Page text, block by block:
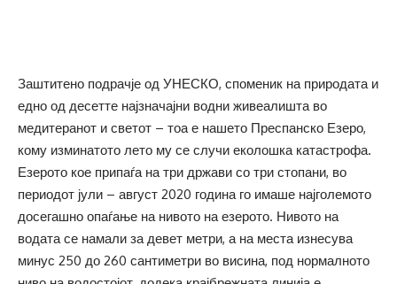
Заштитено подрачје од УНЕСКО, споменик на природата и
едно од десетте најзначајни водни живеалишта во
медитеранот и светот – тоа е нашето Преспанско Езеро,
кому изминатото лето му се случи еколошка катастрофа.
Езерото кое припаѓа на три држави со три стопани, во
периодот јули – август 2020 година го имаше најголемото
досегашно опаѓање на нивото на езерото. Нивото на
водата се намали за девет метри, а на места изнесува
минус 250 до 260 сантиметри во висина, под нормалното